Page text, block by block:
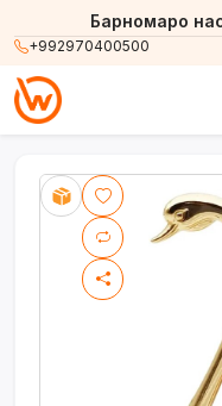
+992970400500
Барномаро